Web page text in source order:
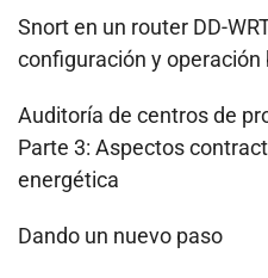
Snort en un router DD-
configuración y operación
Auditoría de centros de
Parte 3: Aspectos
energética
Dando un nuevo paso